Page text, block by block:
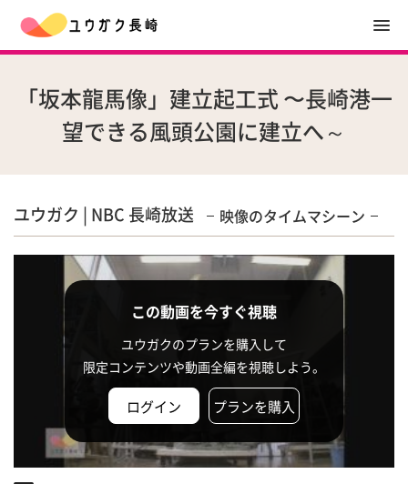
「坂本龍馬像」建立起工式 〜長崎港一
望できる風頭公園に建立へ～
ユウガク | NBC 長崎放送 映像のタイムマシーン
この動画を今すぐ視聴
ユウガクのプランを購入して
限定コンテンツや動画全編を視聴しよう。
ログイン プランを購入